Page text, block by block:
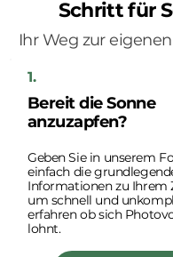
Schritt für
Ihr Weg zur
1.
Bereit die Sonne
anzuzapfen?
Geben Sie in unserem
einfach die
Informationen zu Ihrem
um schnell und
erfahren ob sich
lohnt.